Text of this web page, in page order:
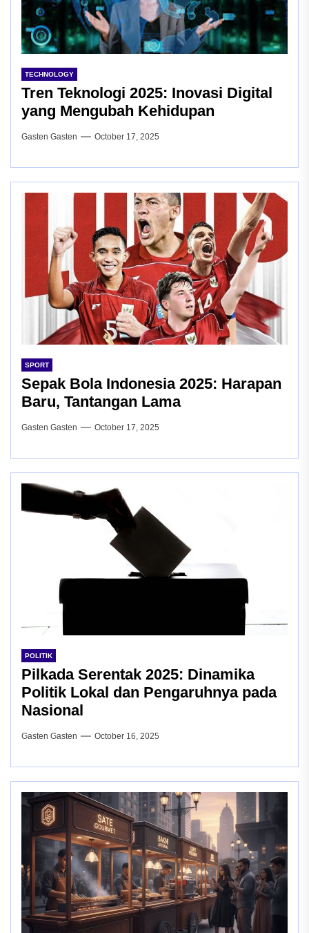
TECHNOLOGY
Tren Teknologi 2025: Inovasi Digital
yang Mengubah Kehidupan
Gasten Gasten October 17, 2025
SPORT
Sepak Bola Indonesia 2025: Harapan
Baru, Tantangan Lama
Gasten Gasten October 17, 2025
POLITIK
Pilkada Serentak 2025: Dinamika
Politik Lokal dan Pengaruhnya pada
Nasional
Gasten Gasten October 16, 2025